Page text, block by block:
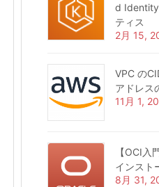
d Identity
ティス
2月 15,
VPC の
アドレス
11月 1,
【OCI
インスト
8月 31,